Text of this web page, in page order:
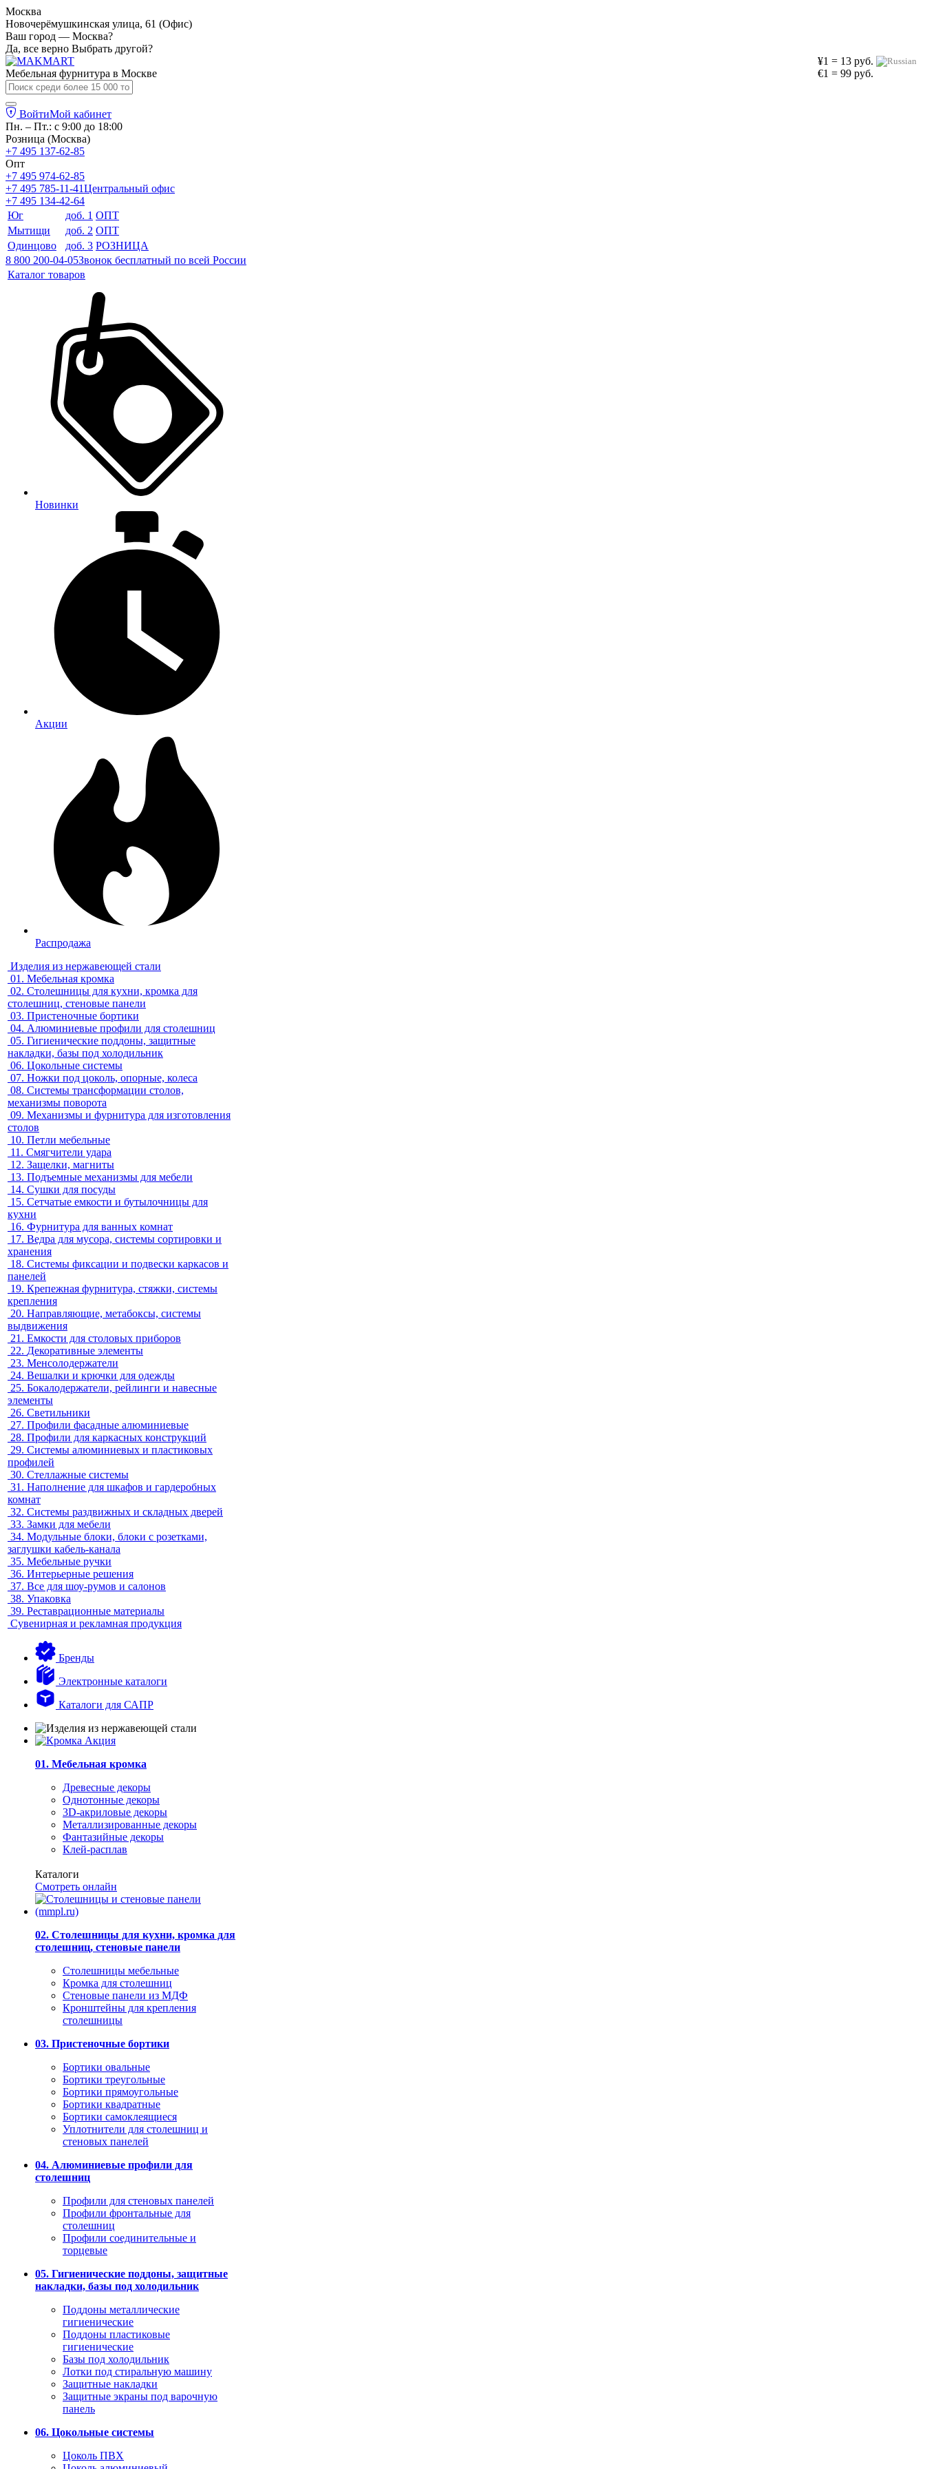
Москва
Новочерёмушкинская улица, 61 (Офис)
Ваш город — Москва?
Да, все верно Выбрать другой?
¥1 = 13 руб.
€1 = 99 руб.
Мебельная фурнитура в Москве
ВойтиМой кабинет
Пн. – Пт.: с 9:00 до 18:00
Розница (Москва)
+7 495 137-62-85
Опт
+7 495 974-62-85
+7 495 785-11-41Центральный офис
+7 495 134-42-64
Юг
доб. 1 ОПТ
Мытищи
доб. 2 ОПТ
Одинцово
доб. 3 РОЗНИЦА
8 800 200-04-05Звонок бесплатный по всей России
Каталог товаров
Новинки
Акции
Распродажа
Изделия из нержавеющей стали
01. Мебельная кромка
02. Столешницы для кухни, кромка для
столешниц, стеновые панели
03. Пристеночные бортики
04. Алюминиевые профили для столешниц
05. Гигиенические поддоны, защитные
накладки, базы под холодильник
06. Цокольные системы
07. Ножки под цоколь, опорные, колеса
08. Системы трансформации столов,
механизмы поворота
09. Механизмы и фурнитура для изготовления
столов
10. Петли мебельные
11. Смягчители удара
12. Защелки, магниты
13. Подъемные механизмы для мебели
14. Сушки для посуды
15. Сетчатые емкости и бутылочницы для
кухни
16. Фурнитура для ванных комнат
17. Ведра для мусора, системы сортировки и
хранения
18. Системы фиксации и подвески каркасов и
панелей
19. Крепежная фурнитура, стяжки, системы
крепления
20. Направляющие, метабоксы, системы
выдвижения
21. Емкости для столовых приборов
22. Декоративные элементы
23. Менсолодержатели
24. Вешалки и крючки для одежды
25. Бокалодержатели, рейлинги и навесные
элементы
26. Светильники
27. Профили фасадные алюминиевые
28. Профили для каркасных конструкций
29. Системы алюминиевых и пластиковых
профилей
30. Стеллажные системы
31. Наполнение для шкафов и гардеробных
комнат
32. Системы раздвижных и складных дверей
33. Замки для мебели
34. Модульные блоки, блоки с розетками,
заглушки кабель-канала
35. Мебельные ручки
36. Интерьерные решения
37. Все для шоу-румов и салонов
38. Упаковка
39. Реставрационные материалы
Сувенирная и рекламная продукция
Бренды
Электронные каталоги
Каталоги для САПР
01. Мебельная кромка
Древесные декоры
Однотонные декоры
3D-акриловые декоры
Металлизированные декоры
Фантазийные декоры
Клей-расплав
Каталоги
Смотреть онлайн
02. Столешницы для кухни, кромка для
столешниц, стеновые панели
Столешницы мебельные
Кромка для столешниц
Стеновые панели из МДФ
Кронштейны для крепления
столешницы
03. Пристеночные бортики
Бортики овальные
Бортики треугольные
Бортики прямоугольные
Бортики квадратные
Бортики самоклеящиеся
Уплотнители для столешниц и
стеновых панелей
04. Алюминиевые профили для
столешниц
Профили для стеновых панелей
Профили фронтальные для
столешниц
Профили соединительные и
торцевые
05. Гигиенические поддоны, защитные
накладки, базы под холодильник
Поддоны металлические
гигиенические
Поддоны пластиковые
гигиенические
Базы под холодильник
Лотки под стиральную машину
Защитные накладки
Защитные экраны под варочную
панель
06. Цокольные системы
Цоколь ПВХ